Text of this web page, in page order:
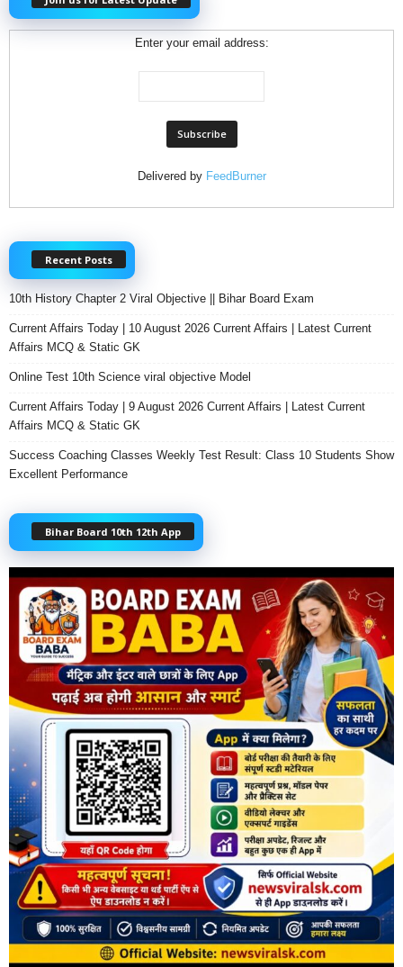
Enter your email address:
Delivered by FeedBurner
Recent Posts
10th History Chapter 2 Viral Objective || Bihar Board Exam
Current Affairs Today | 10 August 2026 Current Affairs | Latest Current
Affairs MCQ & Static GK
Online Test 10th Science viral objective Model
Current Affairs Today | 9 August 2026 Current Affairs | Latest Current
Affairs MCQ & Static GK
Success Coaching Classes Weekly Test Result: Class 10 Students Show
Excellent Performance
Bihar Board 10th 12th App